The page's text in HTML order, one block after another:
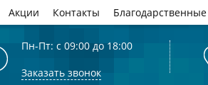
Акции Контакты
Пн-Пт: с 09:00 до 18:00
Заказать звонок